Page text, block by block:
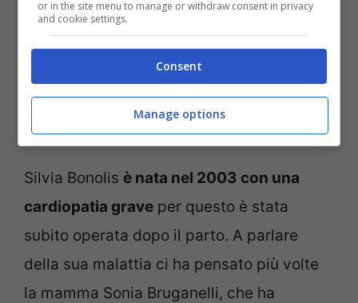
come disse il Marchese del Grillo potrò
essere ancora un po’ incazzato per ‘sto
fatto? Mi fa rabbia perché non ho armi per
affrontarlo se non l’accettazione e l’amore.
Però a me fa male. Tutto qua
Silvia Bonolis è nata nel 2003 con una
cardiopatia grave per questo è stata
subito operata dopo il parto. A parlare
della sua malattia ci ha pensato più volte
la mamma Sonia Bruganelli, che ha
or in the site menu to manage or withdraw consent in privacy
and cookie settings.
Consent
Manage options